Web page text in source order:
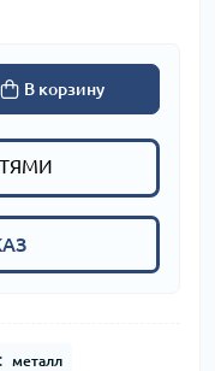
В корзину
металл